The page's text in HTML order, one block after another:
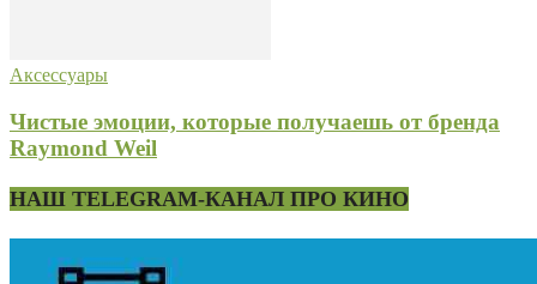
Аксессуары
Чистые эмоции, которые получаешь от бренда
Raymond Weil
НАШ TELEGRAM-КАНАЛ ПРО КИНО